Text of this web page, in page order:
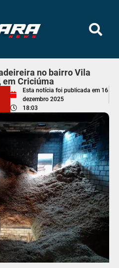
no bairro Vila
em Criciúma
Esta notícia foi publicada em 16
dezembro 2025
18:03